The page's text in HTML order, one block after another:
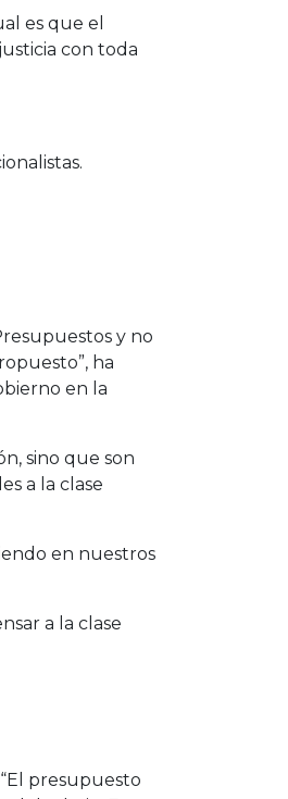
es que el
con toda
y no
ha
en la
sino que son
a la clase
en nuestros
a la clase
presupuesto